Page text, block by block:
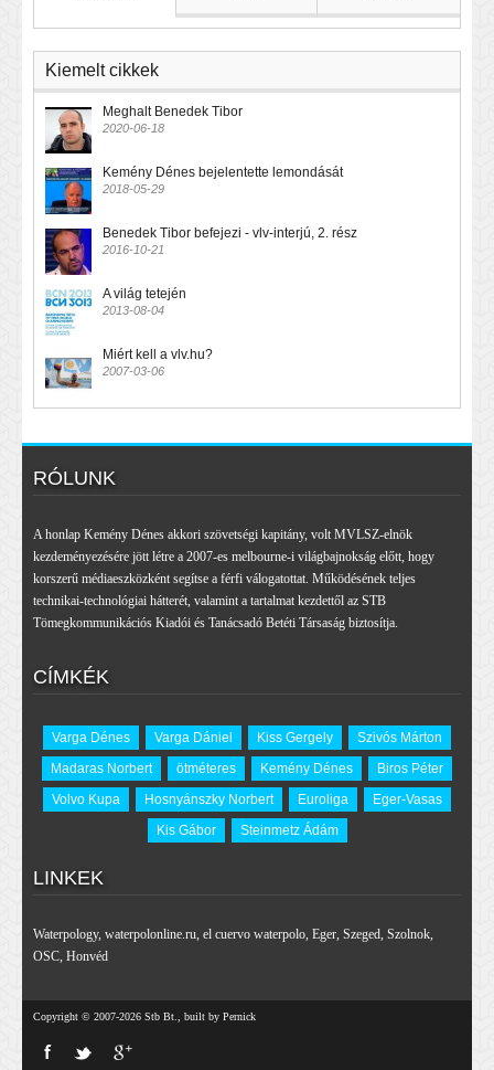
Kiemelt cikkek
Meghalt Benedek Tibor
2020-06-18
Kemény Dénes bejelentette lemondását
2018-05-29
Benedek Tibor befejezi - vlv-interjú, 2. rész
2016-10-21
A világ tetején
2013-08-04
Miért kell a vlv.hu?
2007-03-06
RÓLUNK
A honlap Kemény Dénes akkori szövetségi kapitány, volt MVLSZ-elnök
kezdeményezésére jött létre a 2007-es melbourne-i világbajnokság előtt, hogy
korszerű médiaeszközként segítse a férfi válogatottat. Működésének teljes
technikai-technológiai hátterét, valamint a tartalmat kezdettől az STB
Tömegkommunikációs Kiadói és Tanácsadó Betéti Társaság biztosítja.
CÍMKÉK
Varga Dénes Varga Dániel Kiss Gergely
Szivós Márton
Madaras Norbert
ötméteres Kemény Dénes
Biros Péter
Volvo Kupa
Hosnyánszky Norbert Euroliga
Eger-Vasas
Kis Gábor
Steinmetz Ádám
LINKEK
Waterpology, waterpolonline.ru, el cuervo waterpolo, Eger, Szeged, Szolnok,
OSC, Honvéd
Copyright © 2007-2026 Stb Bt., built by Pernick